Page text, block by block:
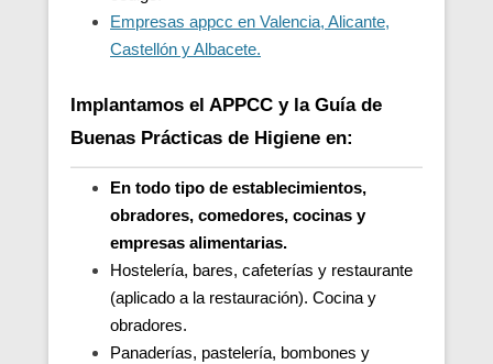
Empresas appcc en Valencia, Alicante,
Castellón y Albacete.
Implantamos el APPCC y la Guía de
Buenas Prácticas de Higiene en:
En todo tipo de establecimientos,
obradores, comedores, cocinas y
empresas alimentarias.
Hostelería, bares, cafeterías y restaurante
(aplicado a la restauración). Cocina y
obradores.
Panaderías, pastelería, bombones y